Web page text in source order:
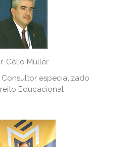
Célio Müller
especializado
Educacional